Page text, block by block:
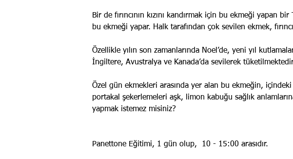
Bir de fırıncının kızını kandırmak için bu ekmeği yapan
bu ekmeği yapar. Halk tarafından çok sevilen ekmek,
Özellikle yılın son zamanlarında Noel’de, yeni yıl
İngiltere, Avustralya ve Kanada’da sevilerek
Özel gün ekmekleri arasında yer alan bu ekmeğin,
portakal şekerlemeleri aşk, limon kabuğu sağlık
yapmak istemez misiniz?
Panettone Eğitimi, 1 gün olup, 10 - 15:00 arasıdır.